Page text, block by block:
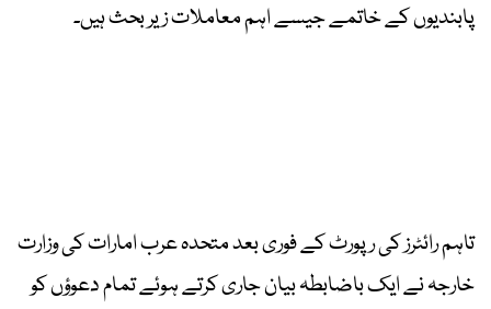
پابندیوں کے خاتمے جیسے اہم معاملات زیر بحث ہیں۔
تاہم رائٹرز کی رپورٹ کے فوری بعد متحدہ عرب امارات کی وزارت
خارجہ نے ایک باضابطہ بیان جاری کرتے ہوئے تمام دعوؤں کو